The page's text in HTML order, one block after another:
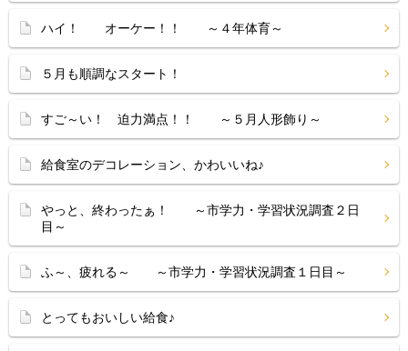
ハイ！ オーケー！！ ～４年体育～
５月も順調なスタート！
すご～い！ 迫力満点！！ ～５月人形飾り～
給食室のデコレーション、かわいいね♪
やっと、終わったぁ！ ～市学力・学習状況調査２日
目～
ふ～、疲れる～ ～市学力・学習状況調査１日目～
とってもおいしい給食♪